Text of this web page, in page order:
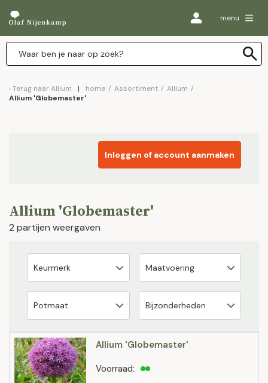
menu
Terug naar Allium home / Assortiment / Allium /
Allium 'Globemaster'
Inloggen of account aanmaken
Allium 'Globemaster'
2 partijen weergaven
Allium 'Globemaster'
Voorraad: